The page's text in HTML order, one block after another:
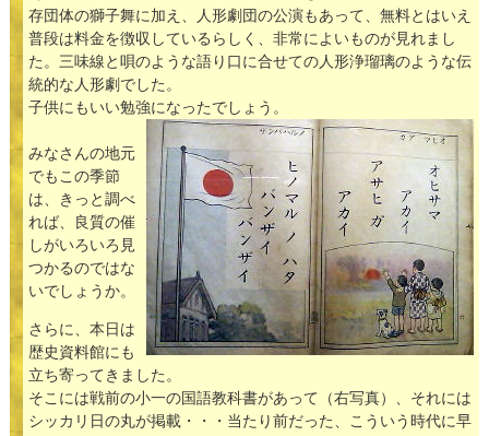
存団体の獅子舞に加え、人形劇団の公演もあって、無料とはいえ
普段は料金を徴収しているらしく、非常によいものが見れまし
た。三味線と唄のような語り口に合せての人形浄瑠璃のような伝
統的な人形劇でした。
子供にもいい勉強になったでしょう。
みなさんの地元
でもこの季節
は、きっと調べ
れば、良質の催
しがいろいろ見
つかるのではな
いでしょうか。
さらに、本日は
歴史資料館にも
立ち寄ってきました。
そこには戦前の小一の国語教科書があって（右写真）、それには
シッカリ日の丸が掲載・・・当たり前だった、こういう時代に早